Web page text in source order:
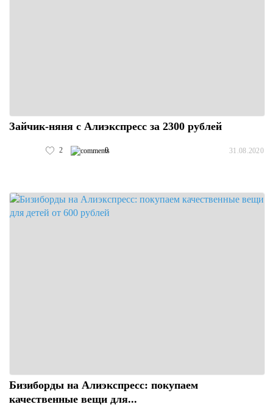
Зайчик-няня с Алиэкспресс за 2300 рублей
2 0 31.08.2020
Бизиборды на Алиэкспресс: покупаем
качественные вещи для...